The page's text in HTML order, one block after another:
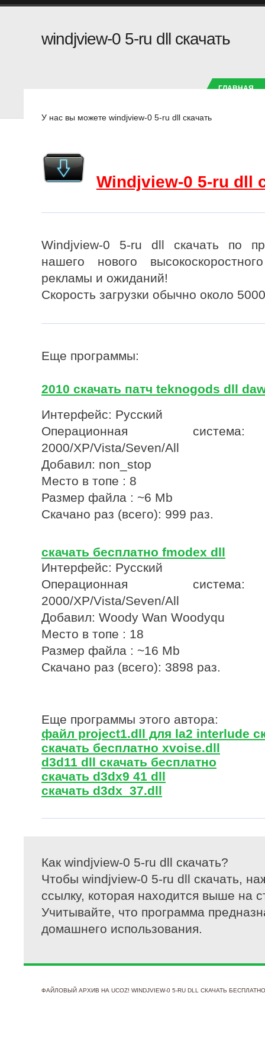
windjview-0 5-ru dll скачать
ГЛАВНАЯ
У нас вы можете windjview-0 5-ru dll скачать
Windjview-0 5-ru dll
Windjview-0 5-ru dll скачать по
нашего нового
рекламы и ожиданий!
Скорость загрузки обычно около
Еще программы:
2010 скачать патч teknogods dll
Интерфейс: Русский
Операционная
2000/XP/Vista/Seven/All
Добавил: non_stop
Место в топе : 8
Размер файла : ~6 Mb
Скачано раз (всего): 999 раз.
скачать бесплатно fmodex dll
Интерфейс: Русский
Операционная
2000/XP/Vista/Seven/All
Добавил: Woody Wan Woodyqu
Место в топе : 18
Размер файла : ~16 Mb
Скачано раз (всего): 3898 раз.
Еще программы этого автора:
файл project1.dll для la2 interlude
скачать бесплатно xvoise.dll
d3d11 dll скачать бесплатно
скачать d3dx9 41 dll
скачать d3dx_37.dll
Как windjview-0 5-ru dll скачать?
Чтобы windjview-0 5-ru dll скачать,
ссылку, которая находится выше на
Учитывайте, что программа
домашнего использования.
ФАЙЛОВЫЙ АРХИВ НА UCOZ! WINDJVIEW-0 5-RU DLL СКАЧАТЬ